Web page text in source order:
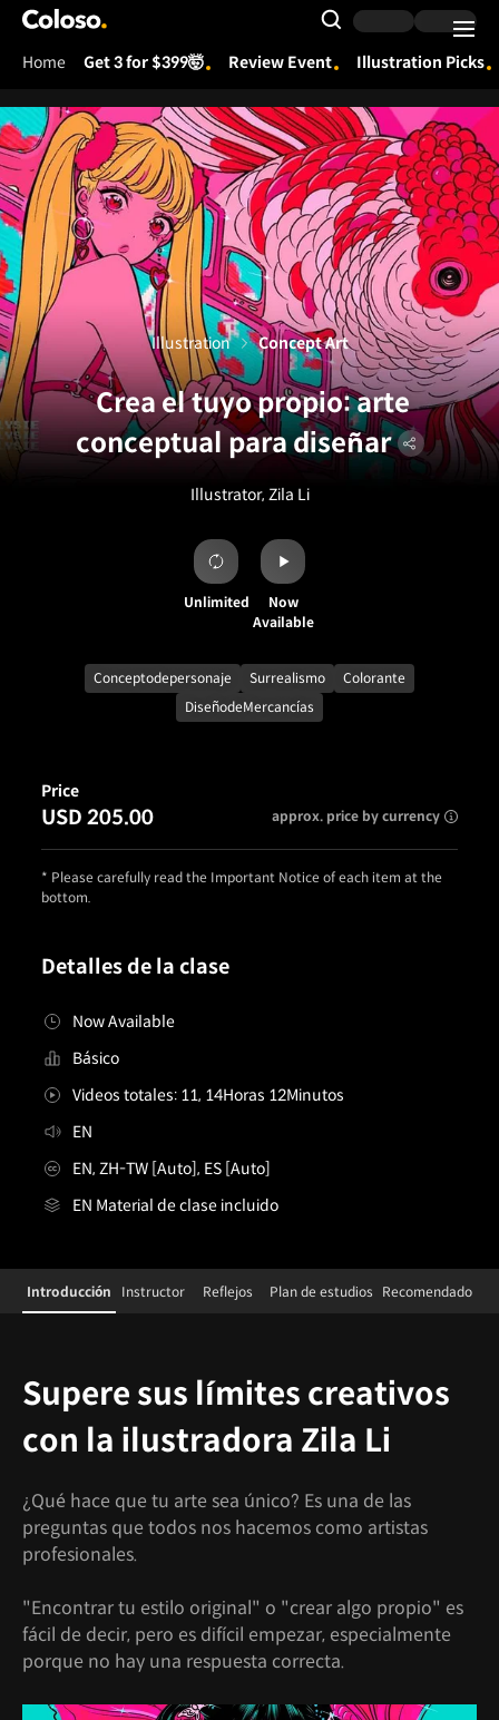
Coloso.
Search Input
Home Get 3 for $399🤯 Review Event Illustration Picks
Crea el tuyo propio: arte
conceptual para diseñar
Illustrator, Zila Li
Illustration Concept Art
Unlimited
Now
Available
Conceptodepersonaje Surrealismo
Colorante
DiseñodeMercancías
Detalles de la clase
Now Available
Básico
Videos totales: 11, 14Horas 12Minutos
EN
EN, ZH-TW [Auto], ES [Auto]
EN Material de clase incluido
Price
USD 205.00 approx. price by currency
* Please carefully read the Important Notice of each item at the
bottom.
Details
Configuration Information Shortcuts
Introducción Instructor Reflejos Plan de estudios Recomendado
Supere sus límites creativos
con la ilustradora Zila Li
¿Qué hace que tu arte sea único? Es una de las
preguntas que todos nos hacemos como artistas
profesionales.
"Encontrar tu estilo original" o "crear algo propio" es
fácil de decir, pero es difícil empezar, especialmente
porque no hay una respuesta correcta.